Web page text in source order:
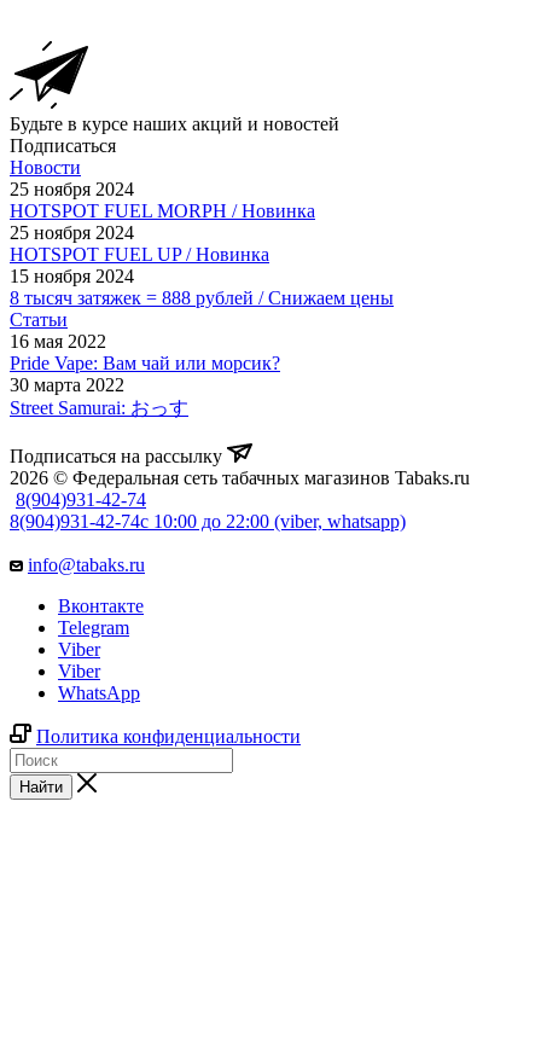
Будьте в курсе наших акций и новостей
Подписаться
Новости
25 ноября 2024
HOTSPOT FUEL MORPH / Новинка
25 ноября 2024
HOTSPOT FUEL UP / Новинка
15 ноября 2024
8 тысяч затяжек = 888 рублей / Снижаем цены
Статьи
16 мая 2022
Pride Vape: Вам чай или морсик?
30 марта 2022
Street Samurai: おっす
Подписаться на рассылку
2026 © Федеральная сеть табачных магазинов Tabaks.ru
8(904)931-42-74
8(904)931-42-74с 10:00 до 22:00 (viber, whatsapp)
info@tabaks.ru
Вконтакте
Telegram
Viber
Viber
WhatsApp
Политика конфиденциальности
Найти